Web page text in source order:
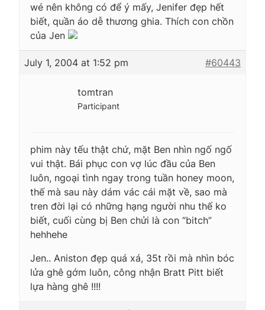
wé nên không có để ý mấy, Jenifer đẹp hết
biết, quần áo dễ thương ghia. Thích con chồn
của Jen
July 1, 2004 at 1:52 pm #60443
tomtran
Participant
phim này tếu thật chứ, mặt Ben nhìn ngố ngố
vui thật. Bái phục con vợ lúc đầu của Ben
luôn, ngoại tình ngay trong tuần honey moon,
thế mà sau này dám vác cái mặt về, sao mà
tren đời lại có những hạng người nhu thế ko
biết, cuối cùng bị Ben chửi là con “bitch”
hehhehe
Jen.. Aniston đẹp quá xá, 35t rồi mà nhìn bóc
lửa ghê gớm luôn, công nhận Bratt Pitt biết
lựa hàng ghê !!!!